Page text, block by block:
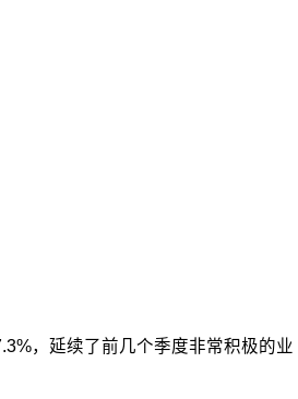
，延续了前几个季度非常积极的业